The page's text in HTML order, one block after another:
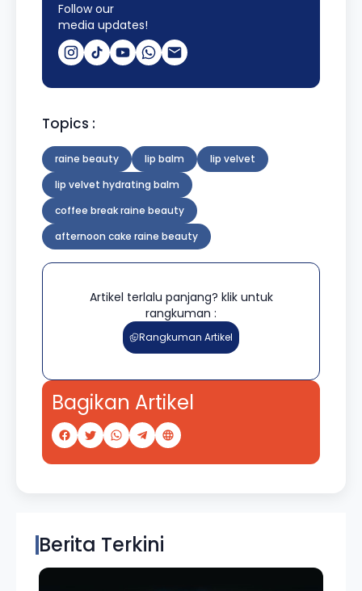
Follow our
media updates!
Topics :
raine beauty lip balm
lip velvet
lip velvet hydrating balm
coffee break raine beauty
afternoon cake raine beauty
Artikel terlalu panjang? klik untuk
rangkuman :
Rangkuman Artikel
Bagikan Artikel
Berita Terkini